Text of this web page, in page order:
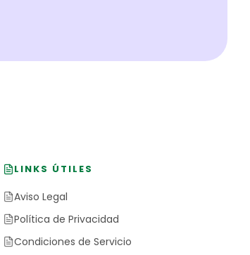
LINKS ÚTILES
Aviso Legal
Política de Privacidad
Condiciones de Servicio